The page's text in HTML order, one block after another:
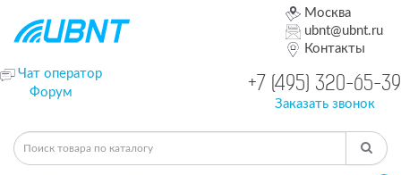
Москва
ubnt@ubnt.ru
Контакты
Чат оператор
Форум
+7 (495) 320-65-39
Заказать звонок